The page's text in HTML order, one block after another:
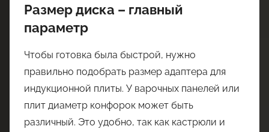
Размер диска – главный
параметр
Чтобы готовка была быстрой, нужно
правильно подобрать размер адаптера для
индукционной плиты. У варочных панелей или
плит диаметр конфорок может быть
различный. Это удобно, так как кастрюли и